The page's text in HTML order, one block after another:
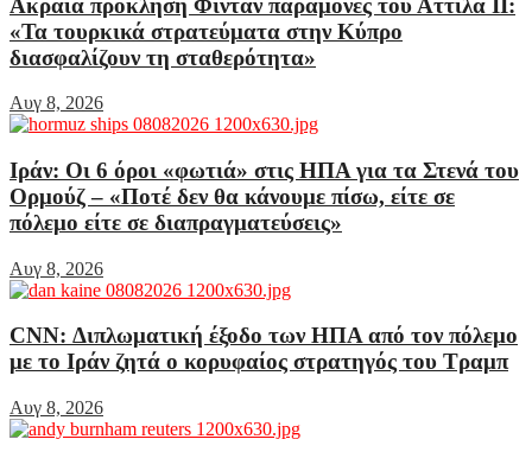
«Τα τουρκικά στρατεύματα στην Κύπρο
διασφαλίζουν τη σταθερότητα»
Αυγ 8, 2026
Ιράν: Οι 6 όροι «φωτιά» στις ΗΠΑ για τα Στενά του
Ορμούζ – «Ποτέ δεν θα κάνουμε πίσω, είτε σε
πόλεμο είτε σε διαπραγματεύσεις»
Αυγ 8, 2026
CNN: Διπλωματική έξοδο των ΗΠΑ από τον πόλεμο
με το Ιράν ζητά ο κορυφαίος στρατηγός του Τραμπ
Αυγ 8, 2026